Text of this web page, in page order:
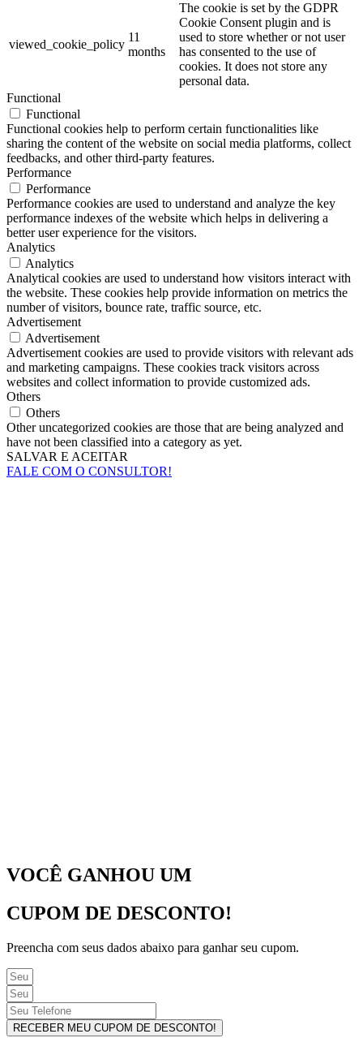
viewed_cookie_policy
11
months
The cookie is set by the GDPR
Cookie Consent plugin and is
used to store whether or not user
has consented to the use of
cookies. It does not store any
personal data.
Functional
Functional
Functional cookies help to perform certain functionalities like
sharing the content of the website on social media platforms, collect
feedbacks, and other third-party features.
Performance
Performance
Performance cookies are used to understand and analyze the key
performance indexes of the website which helps in delivering a
better user experience for the visitors.
Analytics
Analytics
Analytical cookies are used to understand how visitors interact with
the website. These cookies help provide information on metrics the
number of visitors, bounce rate, traffic source, etc.
Advertisement
Advertisement
Advertisement cookies are used to provide visitors with relevant ads
and marketing campaigns. These cookies track visitors across
websites and collect information to provide customized ads.
Others
Others
Other uncategorized cookies are those that are being analyzed and
have not been classified into a category as yet.
SALVAR E ACEITAR
FALE COM O CONSULTOR!
VOCÊ GANHOU UM
CUPOM DE DESCONTO!
Preencha com seus dados abaixo para ganhar seu cupom.
RECEBER MEU CUPOM DE DESCONTO!